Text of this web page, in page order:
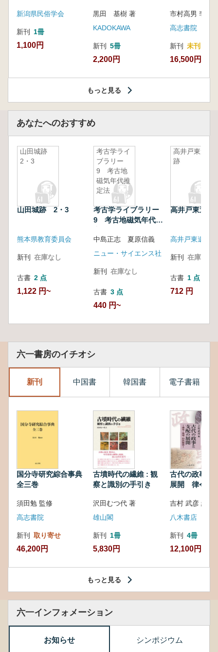
新潟県民俗学会
新刊 1冊
1,100円
黒田 基樹 著
KADOKAWA
新刊 5冊
2,200円
高志書院
新刊 未刊
16,500円
もっと見る
あなたへのおすすめ
山田城跡
2・3
山田城跡 2・3
熊本県教育委員会
新刊 在庫なし
古書 2 点
1,122 円~
考古学ライ
ブラリー
9 考古地
磁気年代推
定法
考古学ライブラリー
9 考古地磁気年代推
中島正志 夏原信義
ニュー・サイエンス社
新刊 在庫なし
古書 3 点
440 円~
高井戸東遺
跡
高井戸東遺跡
高井戸東遺跡
新刊 在庫なし
古書 1 点
712 円
六一書房のイチオシ
新刊 中国書 韓国書 電子書籍
国分寺研究綜合事典
全三巻
須田勉 監修
高志書院
新刊 取り寄せ
46,200円
古墳時代の繊維 : 観
察と識別の手引き
沢田むつ代 著
雄山閣
新刊 1冊
5,830円
古代の政事と
展開 律令・
吉村 武彦 編集
八木書店
新刊 4冊
12,100円
もっと見る
六一インフォメーション
お知らせ シンポジウム